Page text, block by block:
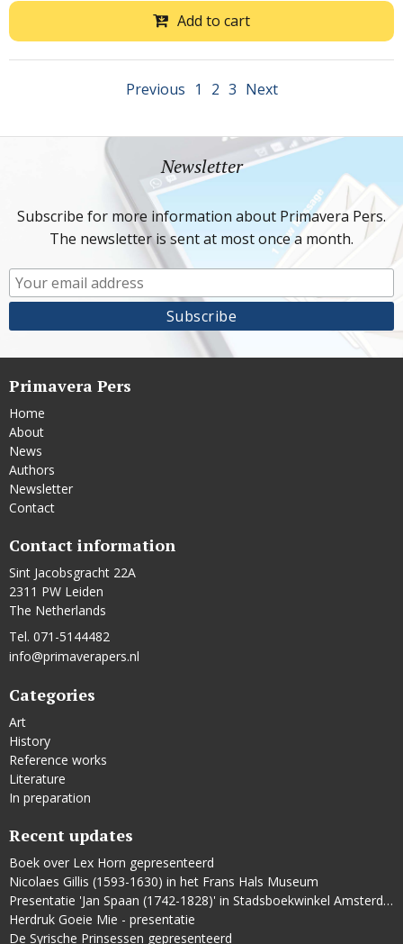
Add to cart
Previous 1 2 3 Next
Newsletter
Subscribe for more information about Primavera Pers.
The newsletter is sent at most once a month.
Primavera Pers
Home
About
News
Authors
Newsletter
Contact
Contact information
Sint Jacobsgracht 22A
2311 PW Leiden
The Netherlands
Tel. 071-5144482
info@primaverapers.nl
Categories
Art
History
Reference works
Literature
In preparation
Recent updates
Boek over Lex Horn gepresenteerd
Nicolaes Gillis (1593-1630) in het Frans Hals Museum
Presentatie 'Jan Spaan (1742-1828)' in Stadsboekwinkel Amsterdam
Herdruk Goeie Mie - presentatie
De Syrische Prinsessen gepresenteerd